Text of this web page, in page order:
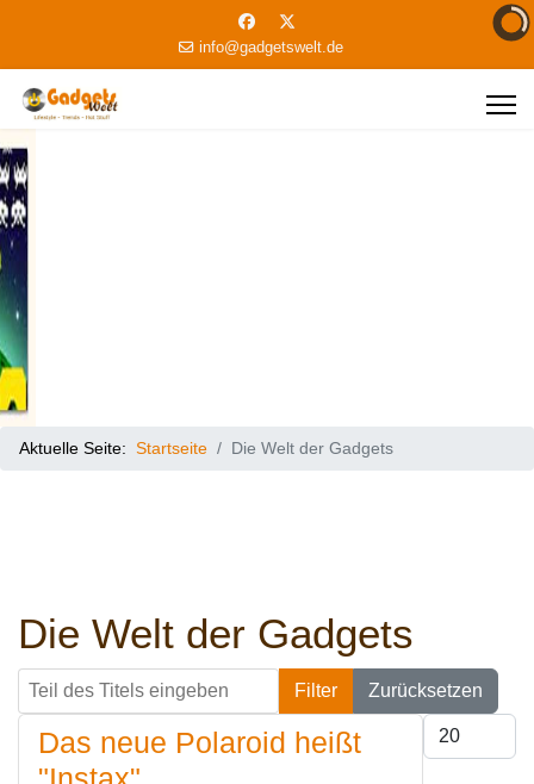
info@gadgetswelt.de
Aktuelle Seite: Startseite Die Welt der Gadgets
Die Welt der Gadgets
Teil des Titels eingeben
Filter Zurücksetzen
Anzeige #
Das neue Polaroid heißt